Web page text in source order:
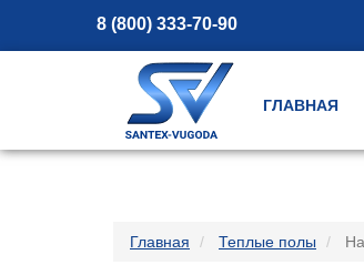
8 (800) 333-70-90
ГЛАВНАЯ
Главная Теплые полы